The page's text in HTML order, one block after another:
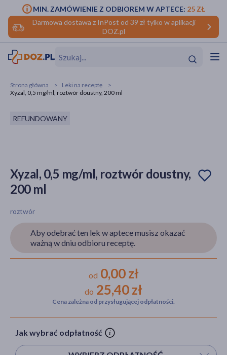
Darmowa dostawa z InPost od 39 zł tylko w aplikacji
DOZ.pl
MIN. ZAMÓWIENIE Z ODBIOREM W APTECE: 25 ZŁ
Hit
Hit
makijażu
Hit
Strona główna
Leki na receptę
Xyzal, 0,5 mg/ml, roztwór doustny, 200 ml
REFUNDOWANY
Xyzal, 0,5 mg/ml, roztwór doustny,
200 ml
roztwór
Aby odebrać ten lek w aptece musisz okazać
ważną w dniu odbioru receptę.
od 0,00 zł
do 25,40 zł
Cena zależna od przysługującej odpłatności.
Jak wybrać odpłatność